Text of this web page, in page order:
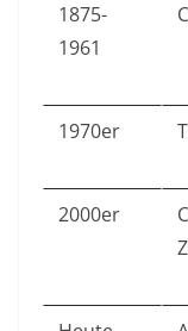
1875-
1961
1970er
2000er